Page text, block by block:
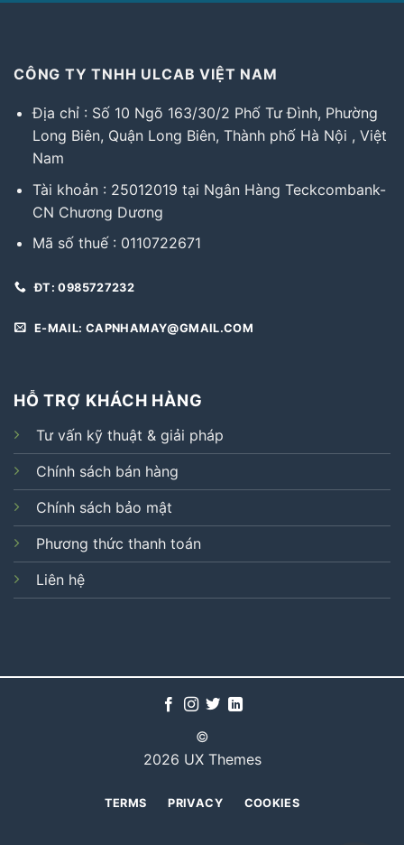
CÔNG TY TNHH ULCAB VIỆT NAM
Địa chỉ : Số 10 Ngõ 163/30/2 Phố Tư Đình, Phường
Long Biên, Quận Long Biên, Thành phố Hà Nội , Việt
Nam
Tài khoản : 25012019 tại Ngân Hàng Teckcombank-
CN Chương Dương
Mã số thuế : 0110722671
ĐT: 0985727232
E-MAIL: CAPNHAMAY@GMAIL.COM
HỖ TRỢ KHÁCH HÀNG
Tư vấn kỹ thuật & giải pháp
Chính sách bán hàng
Chính sách bảo mật
Phương thức thanh toán
Liên hệ
©
2026 UX Themes
TERMS PRIVACY COOKIES